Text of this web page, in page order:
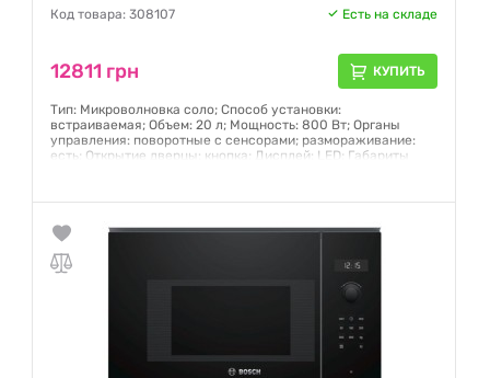
Код товара: 308107 Есть на складе
12811 грн КУПИТЬ
Тип: Микроволновка соло; Способ установки:
встраиваемая; Объем: 20 л; Мощность: 800 Вт; Органы
управления: поворотные с сенсорами; размораживание:
есть; Открытие дверцы: кнопка; Дисплей: LED; Габариты
Гарантия:12 месяцев